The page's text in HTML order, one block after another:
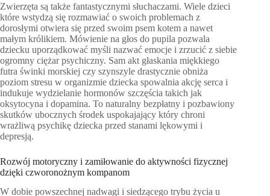
Zwierzęta są także fantastycznymi słuchaczami. Wiele dzieci
które wstydzą się rozmawiać o swoich problemach z
dorosłymi otwiera się przed swoim psem kotem a nawet
małym królikiem. Mówienie na głos do pupila pozwala
dziecku uporządkować myśli nazwać emocje i zrzucić z siebie
ogromny ciężar psychiczny. Sam akt głaskania miękkiego
futra świnki morskiej czy szynszyle drastycznie obniża
poziom stresu w organizmie dziecka spowalnia akcję serca i
indukuje wydzielanie hormonów szczęścia takich jak
oksytocyna i dopamina. To naturalny bezpłatny i pozbawiony
skutków ubocznych środek uspokajający który chroni
wrażliwą psychikę dziecka przed stanami lękowymi i
depresją.
Rozwój motoryczny i zamiłowanie do aktywności fizycznej
dzięki czworonożnym kompanom
W dobie powszechnej nadwagi i siedzącego trybu życia u